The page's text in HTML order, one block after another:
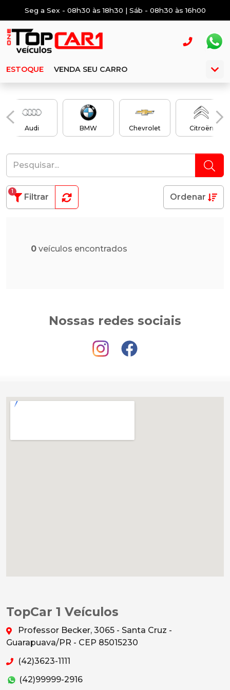
Seg a Sex - 08h30 às 18h30 | Sáb - 08h30 às 16h00
ESTOQUE VENDA SEU CARRO
Audi BMW Chevrolet Citroën
Filtrar
1
Ordenar
0 veículos encontrados
Nossas redes sociais
TopCar 1 Veículos
Professor Becker, 3065 - Santa Cruz -
Guarapuava/PR - CEP 85015230
(42)3623-1111
(42)99999-2916